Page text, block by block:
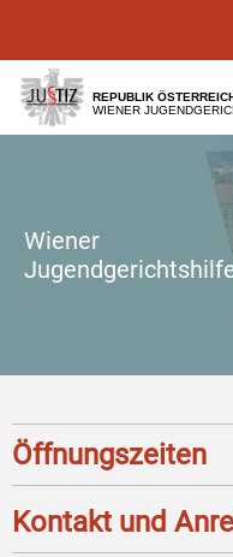
[1]
[2]
REPUBLIK
WIENER
Wiener
Öffnungszeiten
Kontakt und